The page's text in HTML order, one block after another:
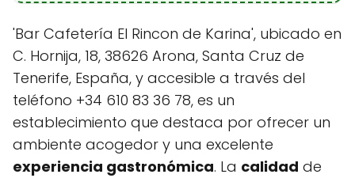
'Bar Cafetería El Rincon de Karina', ubicado en
C. Hornija, 18, 38626 Arona, Santa Cruz de
Tenerife, España, y accesible a través del
teléfono +34 610 83 36 78, es un
establecimiento que destaca por ofrecer un
ambiente acogedor y una excelente
experiencia gastronómica. La calidad de